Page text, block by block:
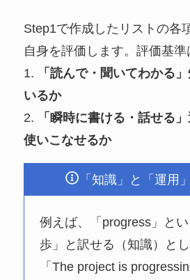
Step1で作成したリストの各
自身を評価します。評価基準
1.
「読んで・聞いてわかる
いるか
2.
「瞬時に書ける・話せる
使いこなせるか
「知識」と「運用
例えば、「progress」と
歩」と訳せる（知識）と
「The project is